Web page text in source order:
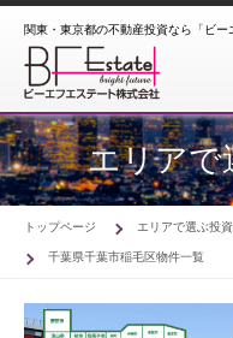
関東・東京都の不動産投資なら「ビー
エリアで
トップページ エリアで選ぶ投
千葉県千葉市稲毛区物件一覧